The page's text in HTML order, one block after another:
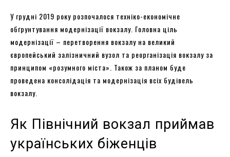
У грудні 2019 року розпочалося техніко-економічне
обґрунтування модернізації вокзалу. Головна ціль
модернізації – перетворення вокзалу на великий
європейський залізничний вузол та реорганізація вокзалу за
принципом «розумного міста». Також за планом буде
проведена консолідація та модернізація всіх будівель
вокзалу.
Як Північний вокзал приймав
українських біженців